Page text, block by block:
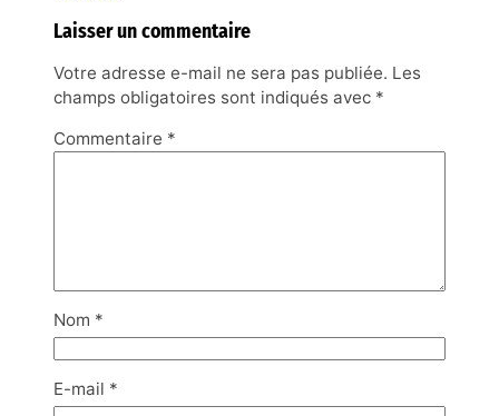
Laisser un commentaire
Votre adresse e-mail ne sera pas publiée. Les
champs obligatoires sont indiqués avec *
Commentaire *
Nom *
E-mail *